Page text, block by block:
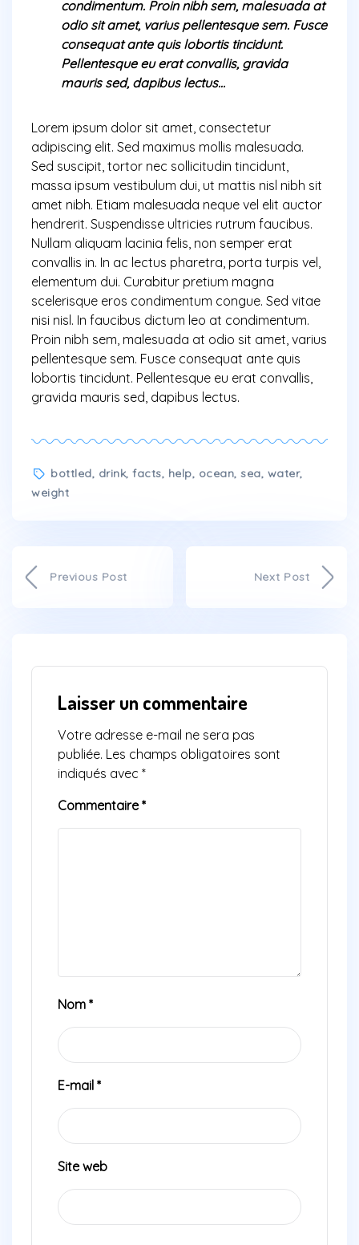
condimentum. Proin nibh sem, malesuada at
odio sit amet, varius pellentesque sem. Fusce
consequat ante quis lobortis tincidunt.
Pellentesque eu erat convallis, gravida
mauris sed, dapibus lectus…
Lorem ipsum dolor sit amet, consectetur
adipiscing elit. Sed maximus mollis malesuada.
Sed suscipit, tortor nec sollicitudin tincidunt,
massa ipsum vestibulum dui, ut mattis nisl nibh sit
amet nibh. Etiam malesuada neque vel elit auctor
hendrerit. Suspendisse ultricies rutrum faucibus.
Nullam aliquam lacinia felis, non semper erat
convallis in. In ac lectus pharetra, porta turpis vel,
elementum dui. Curabitur pretium magna
scelerisque eros condimentum congue. Sed vitae
nisi nisl. In faucibus dictum leo at condimentum.
Proin nibh sem, malesuada at odio sit amet, varius
pellentesque sem. Fusce consequat ante quis
lobortis tincidunt. Pellentesque eu erat convallis,
gravida mauris sed, dapibus lectus.
Tagsbottled, drink, facts, help, ocean, sea, water,
weight
Previous Post Next Post
Laisser un commentaire
Votre adresse e-mail ne sera pas
publiée. Les champs obligatoires sont
indiqués avec *
Commentaire*
Nom *
E-mail *
Site web